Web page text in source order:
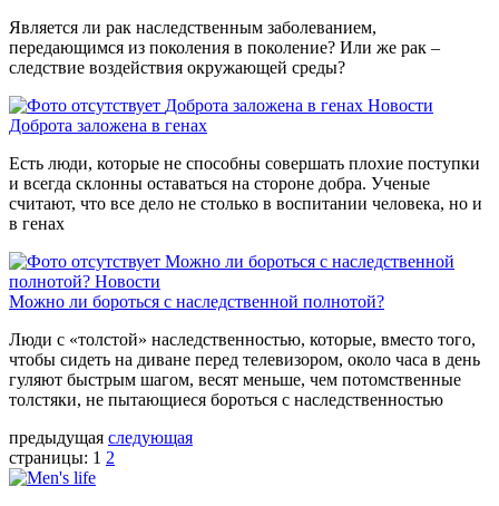
Является ли рак наследственным заболеванием,
передающимся из поколения в поколение? Или же рак –
следствие воздействия окружающей среды?
Доброта заложена в генах Новости
Доброта заложена в генах
Есть люди, которые не способны совершать плохие поступки
и всегда склонны оставаться на стороне добра. Ученые
считают, что все дело не столько в воспитании человека, но и
в генах
Можно ли бороться с наследственной
полнотой? Новости
Можно ли бороться с наследственной полнотой?
Люди с «толстой» наследственностью, которые, вместо того,
чтобы сидеть на диване перед телевизором, около часа в день
гуляют быстрым шагом, весят меньше, чем потомственные
толстяки, не пытающиеся бороться с наследственностью
предыдущая следующая
страницы: 1 2